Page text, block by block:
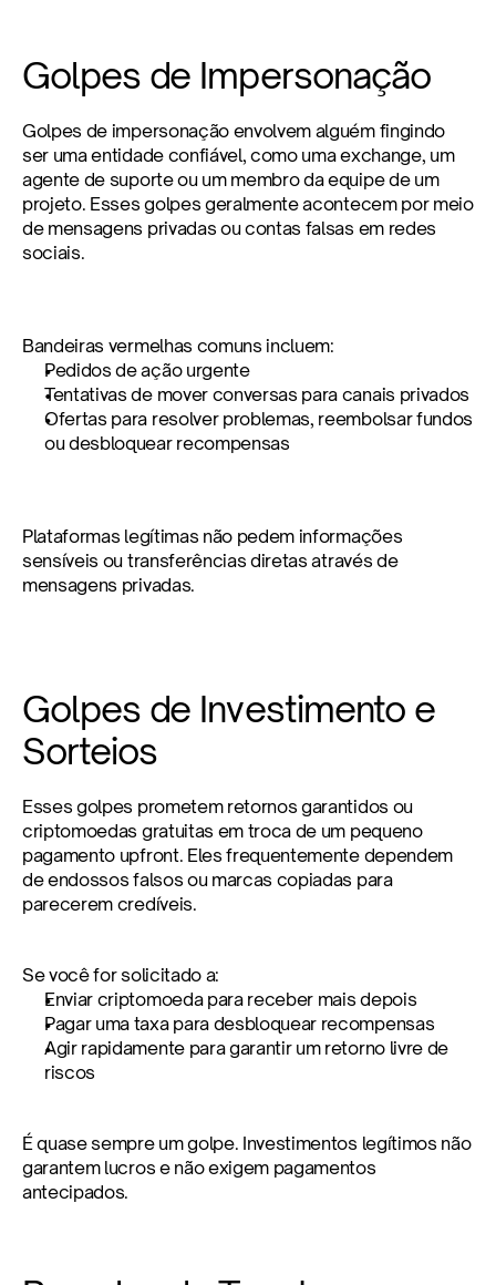
Golpes de Impersonação
Golpes de impersonação envolvem alguém fingindo
ser uma entidade confiável, como uma exchange, um
agente de suporte ou um membro da equipe de um
projeto. Esses golpes geralmente acontecem por meio
de mensagens privadas ou contas falsas em redes
sociais.
Bandeiras vermelhas comuns incluem:
Pedidos de ação urgente
Tentativas de mover conversas para canais privados
Ofertas para resolver problemas, reembolsar fundos
ou desbloquear recompensas
Plataformas legítimas não pedem informações
sensíveis ou transferências diretas através de
mensagens privadas.
Golpes de Investimento e
Sorteios
Esses golpes prometem retornos garantidos ou
criptomoedas gratuitas em troca de um pequeno
pagamento upfront. Eles frequentemente dependem
de endossos falsos ou marcas copiadas para
parecerem credíveis.
Se você for solicitado a:
Enviar criptomoeda para receber mais depois
Pagar uma taxa para desbloquear recompensas
Agir rapidamente para garantir um retorno livre de
riscos
É quase sempre um golpe. Investimentos legítimos não
garantem lucros e não exigem pagamentos
antecipados.